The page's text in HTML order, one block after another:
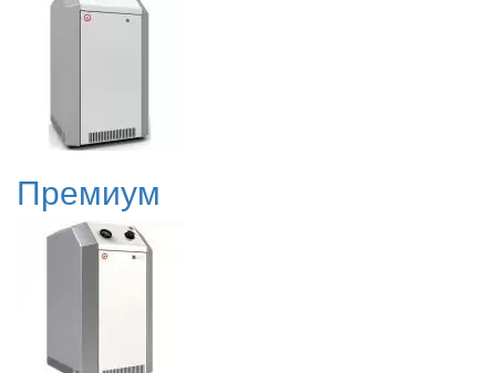
Премиум